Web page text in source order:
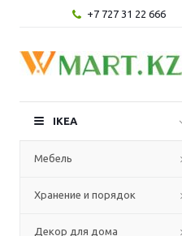
+7 727 31 22 666
IKEA
Мебель
Хранение и порядок
Декор для дома